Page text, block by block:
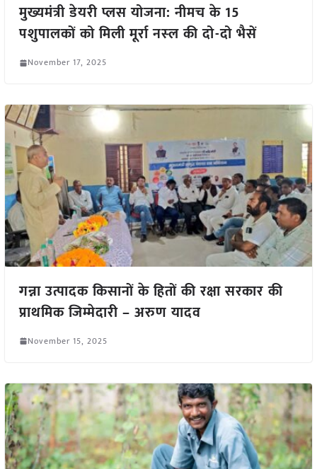
मुख्यमंत्री डेयरी प्लस योजना: नीमच के 15
पशुपालकों को मिली मूर्रा नस्‍ल की दो-दो भैसें
November 17, 2025
गन्ना उत्पादक किसानों के हितों की रक्षा सरकार की
प्राथमिक जिम्मेदारी – अरुण यादव
November 15, 2025